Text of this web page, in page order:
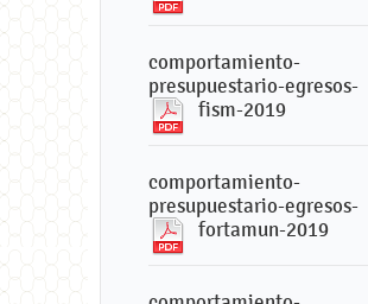
comportamiento-
presupuestario-egresos-
fism-2019
comportamiento-
presupuestario-egresos-
fortamun-2019